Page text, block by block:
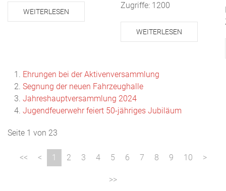
WEITERLESEN
Zugriffe: 1200
WEITERLESEN
Ehrungen bei der Aktivenversammlung
Segnung der neuen Fahrzeughalle
Jahreshauptversammlung 2024
Jugendfeuerwehr feiert 50-jähriges Jubiläum
Seite 1 von 23
1 2 3 4 5 6 7 8 9 10